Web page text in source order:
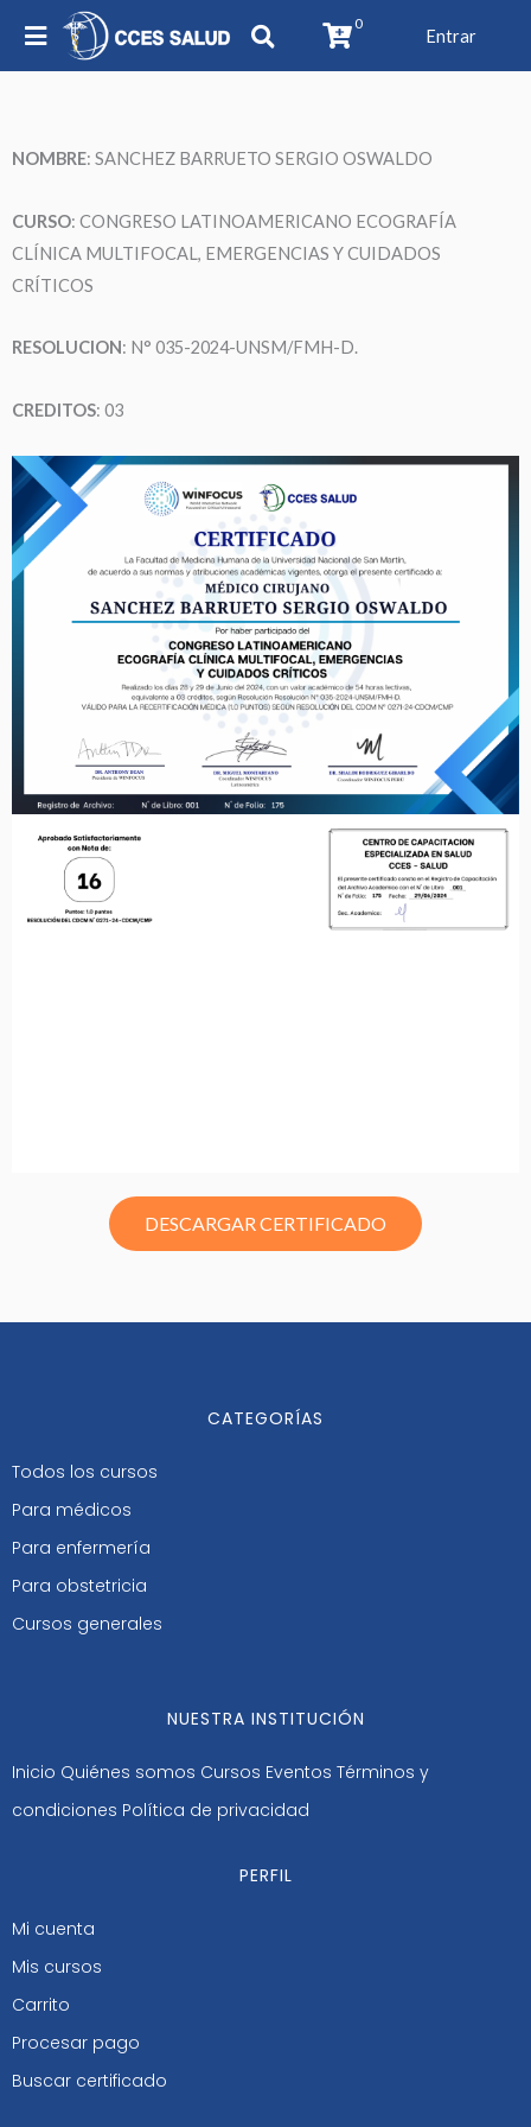
0
Entrar
NOMBRE: SANCHEZ BARRUETO SERGIO OSWALDO
CURSO: CONGRESO LATINOAMERICANO ECOGRAFÍA
CLÍNICA MULTIFOCAL, EMERGENCIAS Y CUIDADOS
CRÍTICOS
RESOLUCION: N° 035-2024-UNSM/FMH-D.
CREDITOS: 03
DESCARGAR CERTIFICADO
CATEGORÍAS
Todos los cursos
Para médicos
Para enfermería
Para obstetricia
Cursos generales
NUESTRA INSTITUCIÓN
Inicio Quiénes somos Cursos Eventos Términos y
condiciones Política de privacidad
PERFIL
Mi cuenta
Mis cursos
Carrito
Procesar pago
Buscar certificado